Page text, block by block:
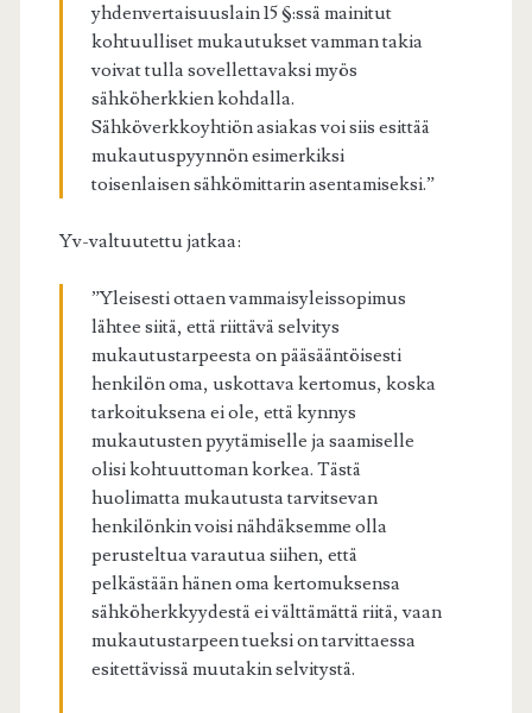
yhdenvertaisuuslain 15 §:ssä mainitut
kohtuulliset mukautukset vamman takia
voivat tulla sovellettavaksi myös
sähköherkkien kohdalla.
Sähköverkkoyhtiön asiakas voi siis esittää
mukautuspyynnön esimerkiksi
toisenlaisen sähkömittarin asentamiseksi.”
Yv-valtuutettu jatkaa:
”Yleisesti ottaen vammaisyleissopimus
lähtee siitä, että riittävä selvitys
mukautustarpeesta on pääsääntöisesti
henkilön oma, uskottava kertomus, koska
tarkoituksena ei ole, että kynnys
mukautusten pyytämiselle ja saamiselle
olisi kohtuuttoman korkea. Tästä
huolimatta mukautusta tarvitsevan
henkilönkin voisi nähdäksemme olla
perusteltua varautua siihen, että
pelkästään hänen oma kertomuksensa
sähköherkkyydestä ei välttämättä riitä, vaan
mukautustarpeen tueksi on tarvittaessa
esitettävissä muutakin selvitystä.